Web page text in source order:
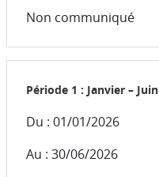
Non communiqué
Période 1 : Janvier – Juin
Du : 01/01/2026
Au : 30/06/2026